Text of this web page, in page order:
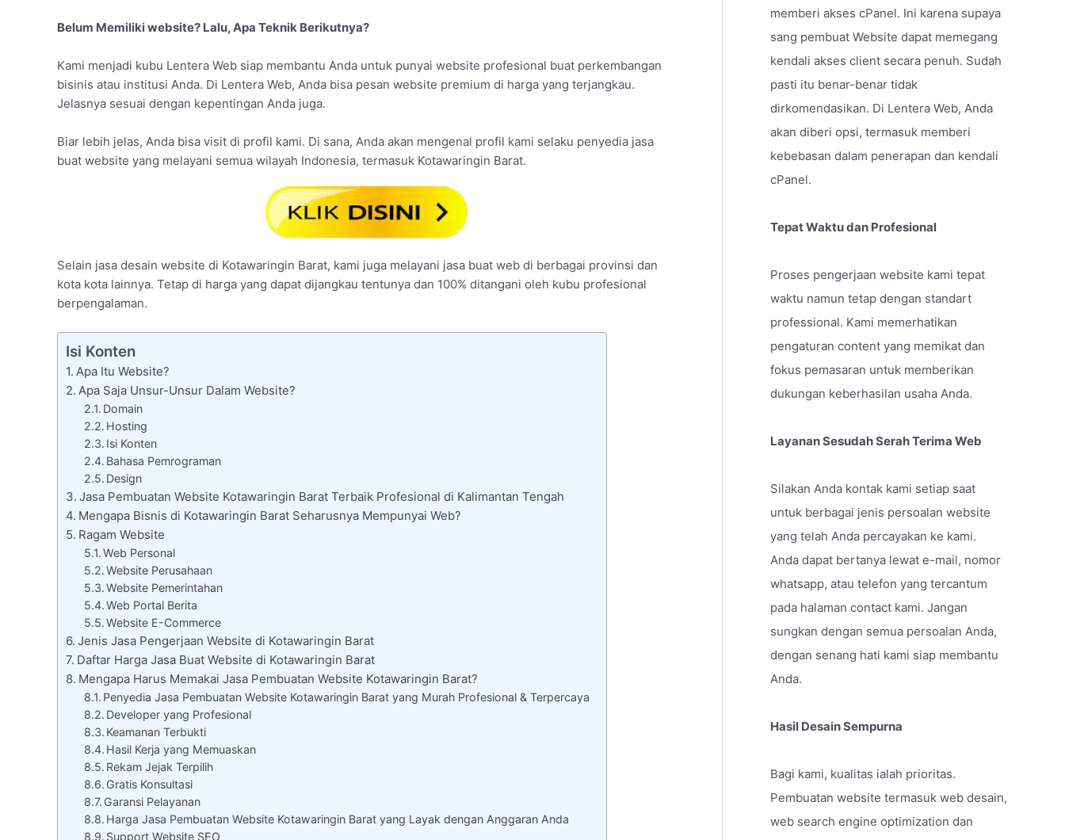
Belum Memiliki website? Lalu, Apa Teknik Berikutnya?
Kami menjadi kubu Lentera Web siap membantu Anda untuk punyai website profesional buat perkembangan
bisinis atau institusi Anda. Di Lentera Web, Anda bisa pesan website premium di harga yang terjangkau.
Jelasnya sesuai dengan kepentingan Anda juga.
Biar lebih jelas, Anda bisa visit di profil kami. Di sana, Anda akan mengenal profil kami selaku penyedia jasa
buat website yang melayani semua wilayah Indonesia, termasuk Kotawaringin Barat.
Selain jasa desain website di Kotawaringin Barat, kami juga melayani jasa buat web di berbagai provinsi dan
kota kota lainnya. Tetap di harga yang dapat dijangkau tentunya dan 100% ditangani oleh kubu profesional
berpengalaman.
Isi Konten
Apa Itu Website?
Apa Saja Unsur-Unsur Dalam Website?
Domain
Hosting
Isi Konten
Bahasa Pemrograman
Design
Jasa Pembuatan Website Kotawaringin Barat Terbaik Profesional di Kalimantan Tengah
Mengapa Bisnis di Kotawaringin Barat Seharusnya Mempunyai Web?
Ragam Website
Web Personal
Website Perusahaan
Website Pemerintahan
Web Portal Berita
Website E-Commerce
Jenis Jasa Pengerjaan Website di Kotawaringin Barat
Daftar Harga Jasa Buat Website di Kotawaringin Barat
Mengapa Harus Memakai Jasa Pembuatan Website Kotawaringin Barat?
Penyedia Jasa Pembuatan Website Kotawaringin Barat yang Murah Profesional & Terpercaya
Developer yang Profesional
Keamanan Terbukti
Hasil Kerja yang Memuaskan
Rekam Jejak Terpilih
Gratis Konsultasi
Garansi Pelayanan
Harga Jasa Pembuatan Website Kotawaringin Barat yang Layak dengan Anggaran Anda
Support Website SEO
memberi akses cPanel. Ini karena supaya
sang pembuat Website dapat memegang
kendali akses client secara penuh. Sudah
pasti itu benar-benar tidak
dirkomendasikan. Di Lentera Web, Anda
akan diberi opsi, termasuk memberi
kebebasan dalam penerapan dan kendali
cPanel.
Tepat Waktu dan Profesional
Proses pengerjaan website kami tepat
waktu namun tetap dengan standart
professional. Kami memerhatikan
pengaturan content yang memikat dan
fokus pemasaran untuk memberikan
dukungan keberhasilan usaha Anda.
Layanan Sesudah Serah Terima Web
Silakan Anda kontak kami setiap saat
untuk berbagai jenis persoalan website
yang telah Anda percayakan ke kami.
Anda dapat bertanya lewat e-mail, nomor
whatsapp, atau telefon yang tercantum
pada halaman contact kami. Jangan
sungkan dengan semua persoalan Anda,
dengan senang hati kami siap membantu
Anda.
Hasil Desain Sempurna
Bagi kami, kualitas ialah prioritas.
Pembuatan website termasuk web desain,
web search engine optimization dan